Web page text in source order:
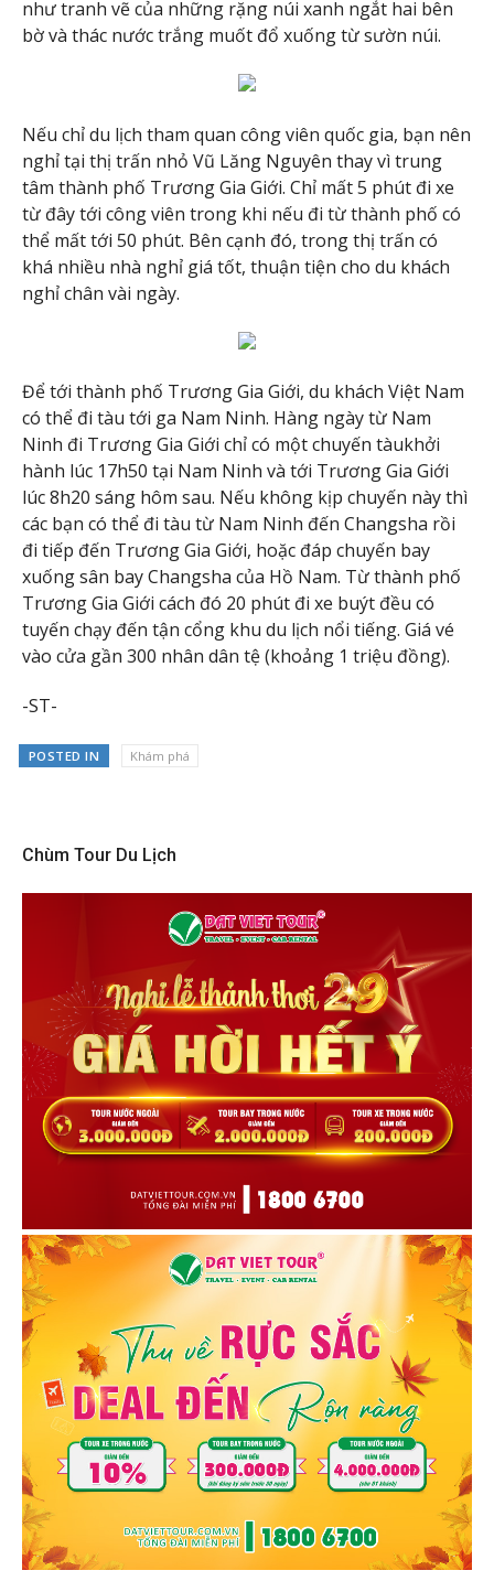
như tranh vẽ của những rặng núi xanh ngắt hai bên
bờ và thác nước trắng muốt đổ xuống từ sườn núi.
Nếu chỉ du lịch tham quan công viên quốc gia, bạn nên
nghỉ tại thị trấn nhỏ Vũ Lăng Nguyên thay vì trung
tâm thành phố Trương Gia Giới. Chỉ mất 5 phút đi xe
từ đây tới công viên trong khi nếu đi từ thành phố có
thể mất tới 50 phút. Bên cạnh đó, trong thị trấn có
khá nhiều nhà nghỉ giá tốt, thuận tiện cho du khách
nghỉ chân vài ngày.
Để tới thành phố Trương Gia Giới, du khách Việt Nam
có thể đi tàu tới ga Nam Ninh. Hàng ngày từ Nam
Ninh đi Trương Gia Giới chỉ có một chuyến tàukhởi
hành lúc 17h50 tại Nam Ninh và tới Trương Gia Giới
lúc 8h20 sáng hôm sau. Nếu không kịp chuyến này thì
các bạn có thể đi tàu từ Nam Ninh đến Changsha rồi
đi tiếp đến Trương Gia Giới, hoặc đáp chuyến bay
xuống sân bay Changsha của Hồ Nam. Từ thành phố
Trương Gia Giới cách đó 20 phút đi xe buýt đều có
tuyến chạy đến tận cổng khu du lịch nổi tiếng. Giá vé
vào cửa gần 300 nhân dân tệ (khoảng 1 triệu đồng).
-ST-
POSTED IN Khám phá
Chùm Tour Du Lịch